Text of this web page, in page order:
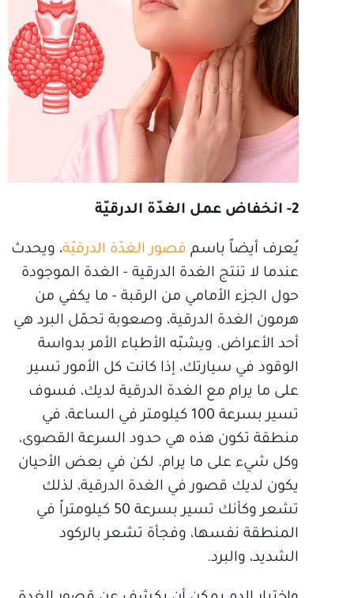
2- انخفاض عمل الغدّة الدرقيّة
يُعرف أيضاً باسم قصور الغدّة الدرقيّة، ويحدث
عندما لا تنتج الغدة الدرقية - الغدة الموجودة
حول الجزء الأمامي من الرقبة - ما يكفي من
هرمون الغدة الدرقية، وصعوبة تحمّل البرد هي
أحد الأعراض. ويشبّه الأطباء الأمر بدواسة
الوقود في سيارتك، إذا كانت كل الأمور تسير
على ما يرام مع الغدة الدرقية لديك، فسوف
تسير بسرعة 100 كيلومتر في الساعة، في
منطقة تكون هذه هي حدود السرعة القصوى،
وكل شيء على ما يرام. لكن في بعض الأحيان
يكون لديك قصور في الغدة الدرقية، لذلك
تشعر وكأنك تسير بسرعة 50 كيلومتراً في
المنطقة نفسها، وفجأة تشعر بالركود
الشديد، والبرد.